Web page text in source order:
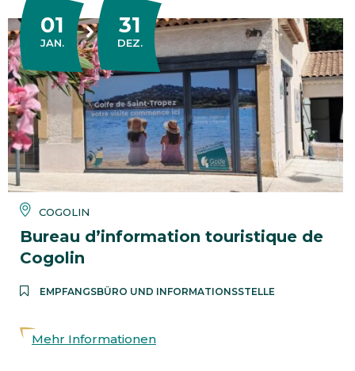
COGOLIN
Bureau d’information touristique de
Cogolin
DU 01
JAN. JANUAR
AU 31
DEZ. DEZEMBER
EMPFANGSBÜRO UND INFORMATIONSSTELLE
Mehr Informationen